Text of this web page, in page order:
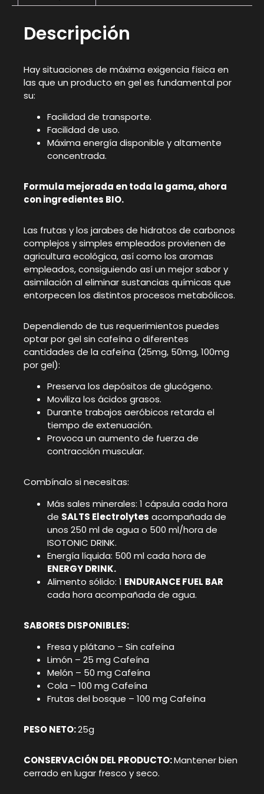
Descripción
Hay situaciones de máxima exigencia física en
las que un producto en gel es fundamental por
su:
Facilidad de transporte.
Facilidad de uso.
Máxima energía disponible y altamente
concentrada.
Formula mejorada en toda la gama, ahora
con ingredientes BIO.
Las frutas y los jarabes de hidratos de carbonos
complejos y simples empleados provienen de
agricultura ecológica, así como los aromas
empleados, consiguiendo así un mejor sabor y
asimilación al eliminar sustancias químicas que
entorpecen los distintos procesos metabólicos.
Dependiendo de tus requerimientos puedes
optar por gel sin cafeína o diferentes
cantidades de la cafeína (25mg, 50mg, 100mg
por gel):
Preserva los depósitos de glucógeno.
Moviliza los ácidos grasos.
Durante trabajos aeróbicos retarda el
tiempo de extenuación.
Provoca un aumento de fuerza de
contracción muscular.
Combínalo si necesitas:
Más sales minerales: 1 cápsula cada hora
de SALTS Electrolytes acompañada de
unos 250 ml de agua o 500 ml/hora de
ISOTONIC DRINK.
Energía líquida: 500 ml cada hora de
ENERGY DRINK.
Alimento sólido: 1 ENDURANCE FUEL BAR
cada hora acompañada de agua.
SABORES DISPONIBLES:
Fresa y plátano – Sin cafeína
Limón – 25 mg Cafeína
Melón – 50 mg Cafeína
Cola – 100 mg Cafeína
Frutas del bosque – 100 mg Cafeína
PESO NETO:25g
CONSERVACIÓN DEL PRODUCTO:Mantener bien
cerrado en lugar fresco y seco.